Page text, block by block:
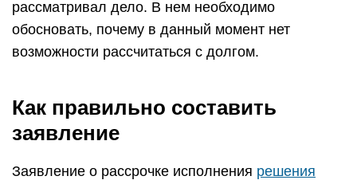
рассматривал дело. В нем необходимо
обосновать, почему в данный момент нет
возможности рассчитаться с долгом.
Как правильно составить
заявление
Заявление о рассрочке исполнения решения